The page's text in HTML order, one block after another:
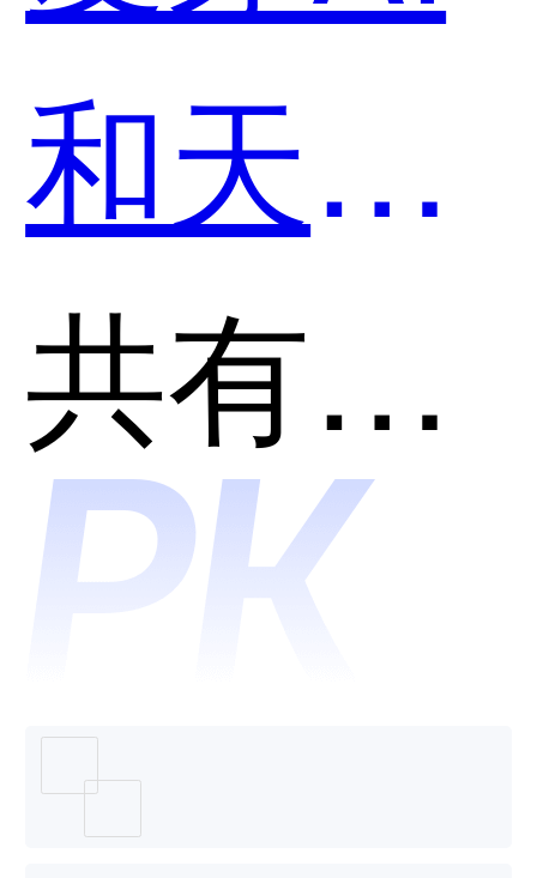
哪个好
用？
和天工
智码
哪个好
共有分类：开发者工具